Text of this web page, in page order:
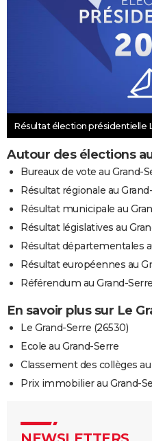
Résultat élection présidentielle
Autour des élections
Bureaux de vote au Grand-
Résultat régionale au
Résultat municipale au
Résultat législatives au
Résultat départementales
Résultat européennes au
Référendum au Grand-Serre
En savoir plus sur Le
Le Grand-Serre (26530)
Ecole au Grand-Serre
Classement des collèges
Prix immobilier au Grand-